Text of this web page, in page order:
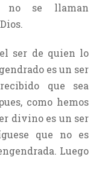
no se llaman
ser de quien lo
es un ser
que sea
como hemos
divino es un ser
que no es
Luego